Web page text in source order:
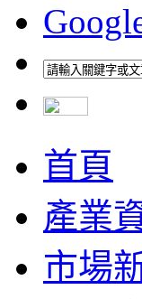
首頁
產業
市場